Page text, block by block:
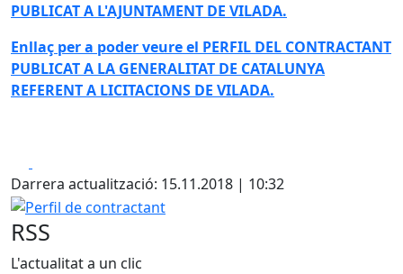
PUBLICAT A L'AJUNTAMENT DE VILADA.
Enllaç per a poder veure el PERFIL DEL CONTRACTANT
PUBLICAT A LA GENERALITAT DE CATALUNYA
REFERENT A LICITACIONS DE VILADA.
Darrera actualització: 15.11.2018 | 10:32
Perfil de contractant
RSS
L'actualitat a un clic